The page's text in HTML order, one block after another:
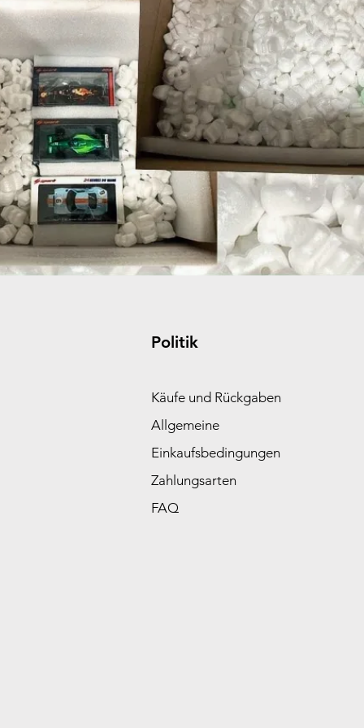
Politik
Käufe und Rückgaben
Allgemeine
Einkaufsbedingungen
Zahlungsarten
FAQ